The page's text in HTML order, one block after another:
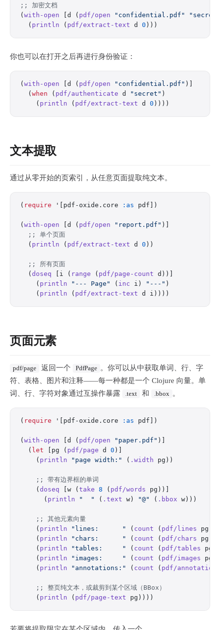
;; 加密文档
( with-open [d ( pdf/open "confidential.pdf"
"secret"
  (
println ( pdf/extract-text d 0 )))
你也可以在打开之后再进行身份验证：
( with-open [d ( pdf/open "confidential.pdf" )]
  (
when ( pdf/authenticate d "secret" )
    (
println ( pdf/extract-text d 0 ))))
文本提取
通过从零开始的页索引，从任意页面提取纯文本。
( require '[pdf-oxide.core :as pdf])
( with-open [d ( pdf/open "report.pdf" )]
  ;; 单个页面
  (
println ( pdf/extract-text d 0 ))
  ;; 所有页面
  (
doseq [i ( range ( pdf/page-count d))]
    (
println "--- Page" ( inc i) "---" )
    (
println ( pdf/extract-text d i))))
页面元素
pdf/page 返回一个 PdfPage 。你可以从中获取单词、行、字
符、表格、图片和注释——每一种都是一个 Clojure 向量。单
词、行、字符对象通过互操作暴露
.text 和 .bbox 。
( require '[pdf-oxide.core :as pdf])
( with-open [d ( pdf/open "paper.pdf" )]
  (
let [pg ( pdf/page d 0 )]
    (
println "page width:" ( .width pg))
    ;; 带有边界框的单词
    (
doseq [w ( take 8 ( pdf/words pg))]
      (
println "  " ( .text w) "@" ( .bbox w)))
    ;; 其他元素向量
    (
println "lines:      " ( count ( pdf/lines pg)))
    (
println "chars:      " ( count ( pdf/chars pg)))
    (
println "tables:     " ( count ( pdf/tables
    (
println "images:     " ( count ( pdf/images
    (
println "annotations:" ( count ( pdf/annotations
    ;; 整页纯文本，或裁剪到某个区域（BBox）
    (
println ( pdf/page-text pg))))